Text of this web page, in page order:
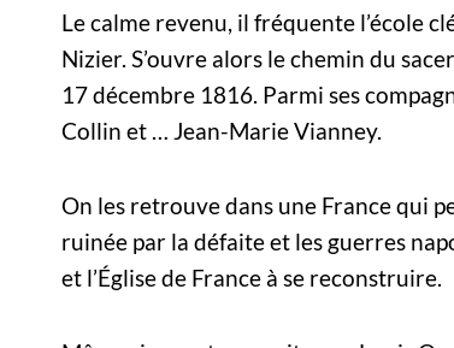
Le calme revenu, il fréquente l’école
Nizier. S’ouvre alors le chemin du
17 décembre 1816. Parmi ses
Collin et … Jean-Marie Vianney.
On les retrouve dans une France qui
ruinée par la défaite et les guerres
et l’Église de France à se reconstruire.